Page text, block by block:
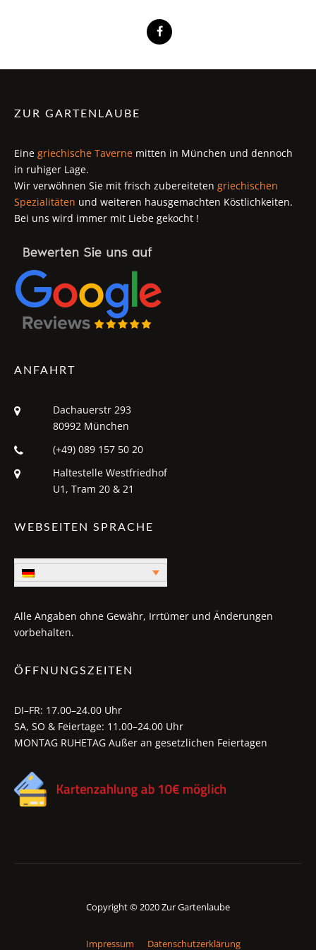
ZUR GARTENLAUBE
Eine griechische Taverne mitten in München und dennoch
in ruhiger Lage.
Wir verwöhnen Sie mit frisch zubereiteten griechischen
Spezialitäten und weiteren hausgemachten Köstlichkeiten.
Bei uns wird immer mit Liebe gekocht !
ANFAHRT
Dachauerstr 293
80992 München
(+49) 089 157 50 20
Haltestelle Westfriedhof
U1, Tram 20 & 21
WEBSEITEN SPRACHE
Alle Angaben ohne Gewähr, Irrtümer und Änderungen
vorbehalten.
ÖFFNUNGSZEITEN
DI–FR: 17.00–24.00 Uhr
SA, SO & Feiertage: 11.00–24.00 Uhr
MONTAG RUHETAG Außer an gesetzlichen Feiertagen
Copyright © 2020 Zur Gartenlaube
Impressum Datenschutzerklärung